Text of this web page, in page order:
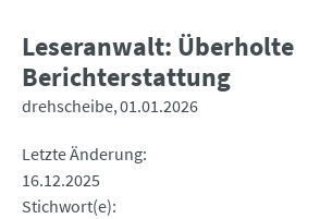
Leseranwalt: Überholte
Berichterstattung
drehscheibe 01.01.2026
Letzte Änderung
16.12.2025
Stichwort(e)